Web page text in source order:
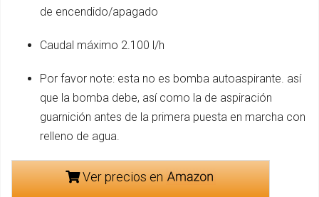
de encendido/apagado
Caudal máximo 2.100 l/h
Por favor note: esta no es bomba autoaspirante. así
que la bomba debe, así como la de aspiración
guarnición antes de la primera puesta en marcha con
relleno de agua.
Ver precios en